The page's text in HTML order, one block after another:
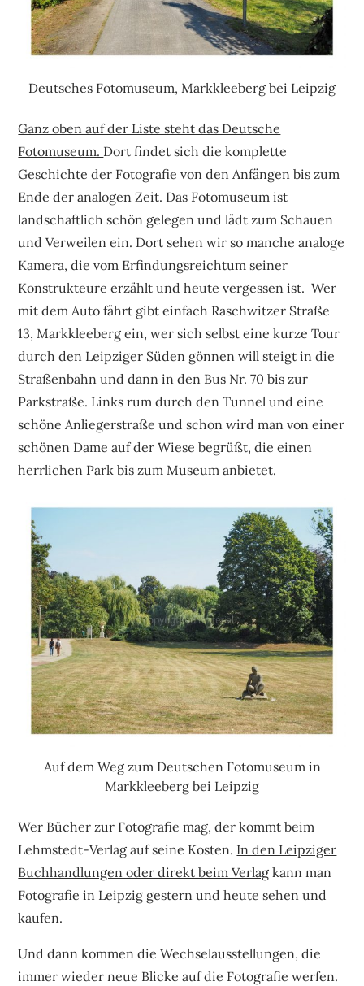
Deutsches Fotomuseum, Markkleeberg bei Leipzig
Ganz oben auf der Liste steht das Deutsche
Fotomuseum. Dort findet sich die komplette
Geschichte der Fotografie von den Anfängen bis zum
Ende der analogen Zeit. Das Fotomuseum ist
landschaftlich schön gelegen und lädt zum Schauen
und Verweilen ein. Dort sehen wir so manche analoge
Kamera, die vom Erfindungsreichtum seiner
Konstrukteure erzählt und heute vergessen ist. Wer
mit dem Auto fährt gibt einfach Raschwitzer Straße
13, Markkleeberg ein, wer sich selbst eine kurze Tour
durch den Leipziger Süden gönnen will steigt in die
Straßenbahn und dann in den Bus Nr. 70 bis zur
Parkstraße. Links rum durch den Tunnel und eine
schöne Anliegerstraße und schon wird man von einer
schönen Dame auf der Wiese begrüßt, die einen
herrlichen Park bis zum Museum anbietet.
Auf dem Weg zum Deutschen Fotomuseum in
Markkleeberg bei Leipzig
Wer Bücher zur Fotografie mag, der kommt beim
Lehmstedt-Verlag auf seine Kosten. In den Leipziger
Buchhandlungen oder direkt beim Verlag kann man
Fotografie in Leipzig gestern und heute sehen und
kaufen.
Und dann kommen die Wechselausstellungen, die
immer wieder neue Blicke auf die Fotografie werfen.